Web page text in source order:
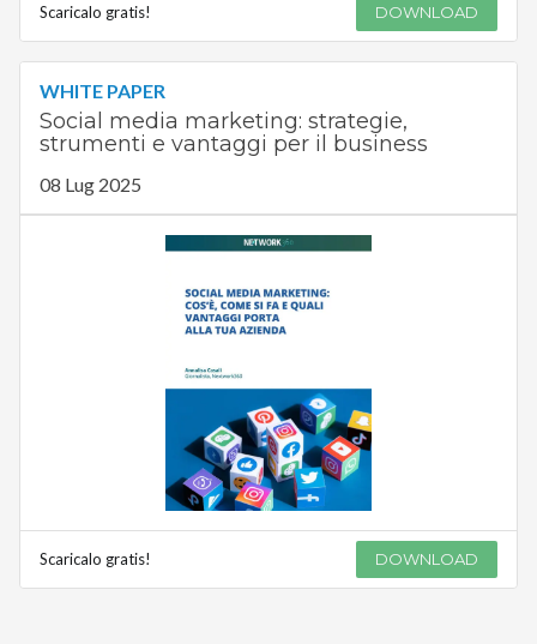
Scaricalo gratis! DOWNLOAD
WHITE PAPER
Social media marketing: strategie,
strumenti e vantaggi per il business
08 Lug 2025
Scaricalo gratis! DOWNLOAD